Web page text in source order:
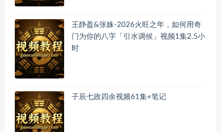
王静盈&张姝-2026火旺之年，如何用奇
门为你的八字「引水调候」视频1集2.5小
时
子辰七政四余视频61集+笔记